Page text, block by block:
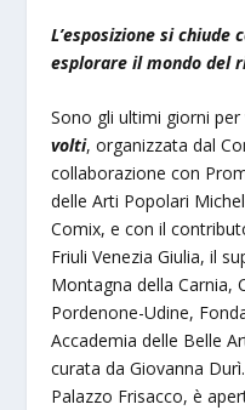
L’esposizione si
esplorare il mondo del
Sono gli ultimi giorni per
volti, organizzata dal
collaborazione con
delle Arti Popolari
Comix, e con il
Friuli Venezia Giulia, il
Montagna della Carnia,
Pordenone-Udine,
Accademia delle Belle
curata da Giovanna
Palazzo Frisacco, è